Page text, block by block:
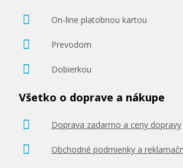
On-line platobnou kartou
Prevodom
Dobierkou
Všetko o doprave a nákupe
Doprava zadarmo a ceny dopravy
Obchodné podmienky a